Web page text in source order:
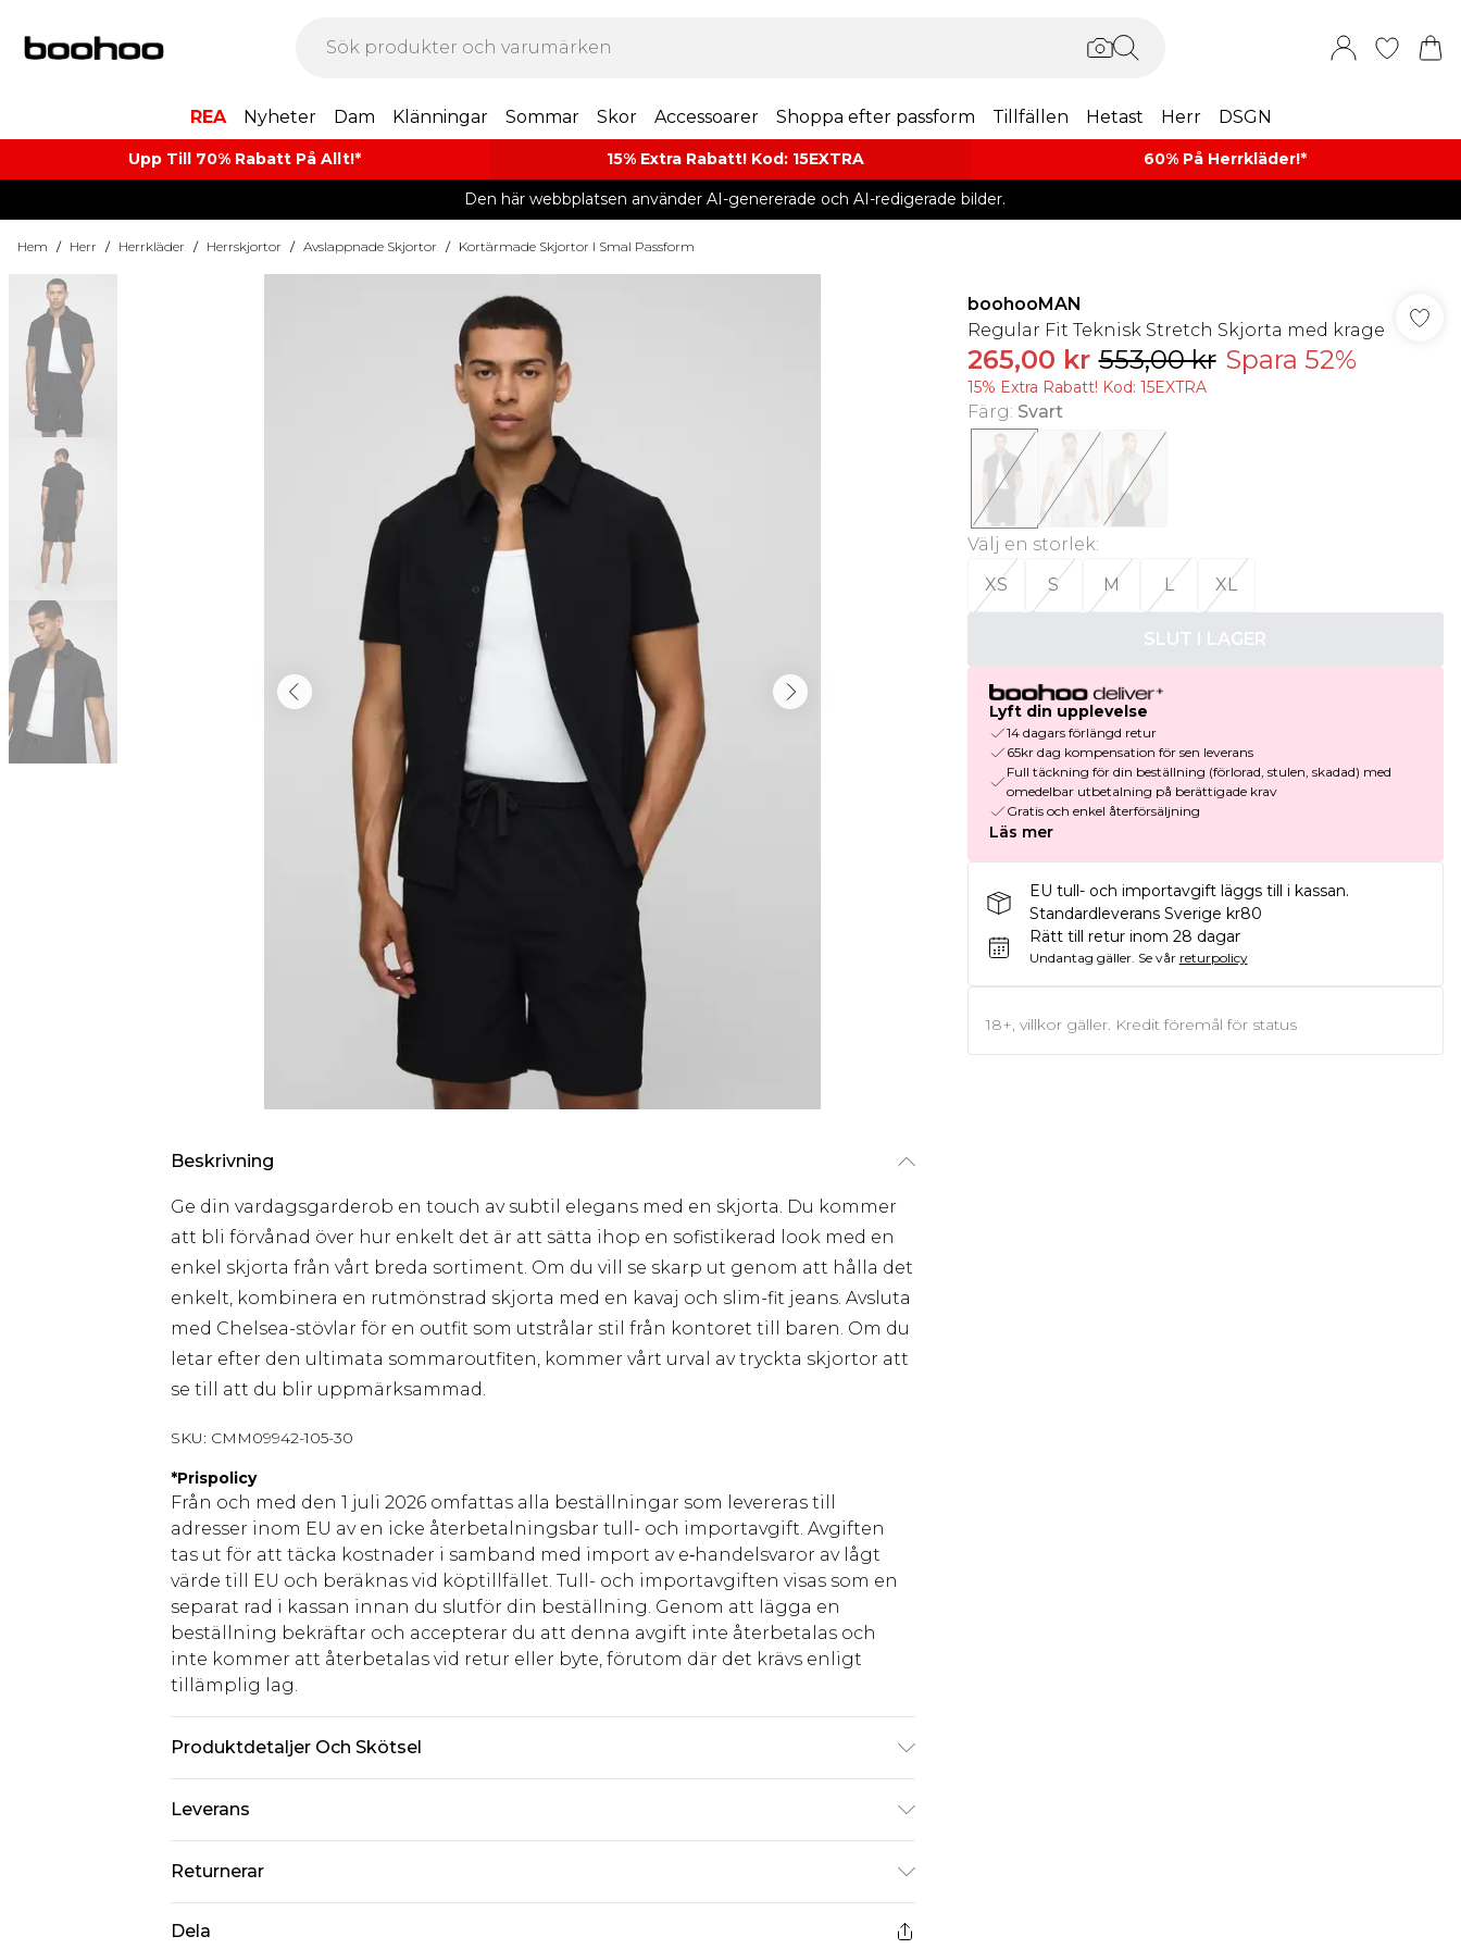
REA Nyheter Dam Klänningar Sommar Skor Accessoarer Shoppa efter passform Tillfällen Hetast Herr DSGN
Upp Till 70% Rabatt På Allt!* 15% Extra Rabatt! Kod: 15EXTRA 60% På Herrkläder!*​
Den här webbplatsen använder AI-genererade och AI-redigerade bilder.
Hem / Herr / Herrkläder / Herrskjortor / Avslappnade Skjortor / Kortärmade Skjortor I Smal Passform
Beskrivning
Ge din vardagsgarderob en touch av subtil elegans med en skjorta. Du kommer
att bli förvånad över hur enkelt det är att sätta ihop en sofistikerad look med en
enkel skjorta från vårt breda sortiment. Om du vill se skarp ut genom att hålla det
enkelt, kombinera en rutmönstrad skjorta med en kavaj och slim-fit jeans. Avsluta
med Chelsea-stövlar för en outfit som utstrålar stil från kontoret till baren. Om du
letar efter den ultimata sommaroutfiten, kommer vårt urval av tryckta skjortor att
se till att du blir uppmärksammad.
SKU: CMM09942-105-30
*Prispolicy
Från och med den 1 juli 2026 omfattas alla beställningar som levereras till
adresser inom EU av en icke återbetalningsbar tull- och importavgift. Avgiften
tas ut för att täcka kostnader i samband med import av e‑handelsvaror av lågt
värde till EU och beräknas vid köptillfället. Tull- och importavgiften visas som en
separat rad i kassan innan du slutför din beställning. Genom att lägga en
beställning bekräftar och accepterar du att denna avgift inte återbetalas och
inte kommer att återbetalas vid retur eller byte, förutom där det krävs enligt
tillämplig lag.
Produktdetaljer Och Skötsel
Leverans
Standardleverans Sverige
kr80
Expressleverans Sverige
kr239
Returnerar
Dela
boohooMAN
Regular Fit Teknisk Stretch Skjorta med krage
265,00 kr 553,00 kr Spara 52%
15% Extra Rabatt! Kod: 15EXTRA
Färg: Svart
Välj en storlek:
XS
S M L XL
SLUT I LAGER
Lyft din upplevelse
14 dagars förlängd retur
65kr dag kompensation för sen leverans
Full täckning för din beställning (förlorad, stulen, skadad) med
omedelbar utbetalning på berättigade krav
Gratis och enkel återförsäljning
Läs mer
EU tull- och importavgift läggs till i kassan.
Standardleverans Sverige kr80
Rätt till retur inom 28 dagar
Undantag gäller. Se vår returpolicy
18+, villkor gäller. Kredit föremål för status